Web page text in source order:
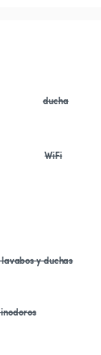
ducha
WiFi
y duchas